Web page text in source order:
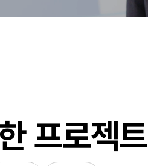
프로젝트